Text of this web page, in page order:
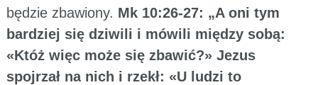
będzie zbawiony. Mk 10:26-27: „A oni tym
bardziej się dziwili i mówili między sobą:
«Któż więc może się zbawić?» Jezus
spojrzał na nich i rzekł: «U ludzi to